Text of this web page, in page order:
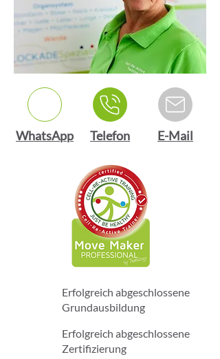
WhatsApp Telefon E-Mail
Erfolgreich abgeschlossene
Grundausbildung
Erfolgreich abgeschlossene
Zertifizierung